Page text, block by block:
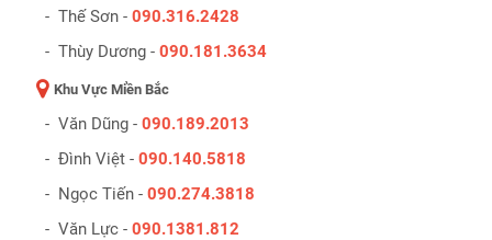
- Thế Sơn - 090.316.2428
- Thùy Dương - 090.181.3634
Khu Vực Miền Bắc
- Văn Dũng - 090.189.2013
- Đình Việt - 090.140.5818
- Ngọc Tiến - 090.274.3818
- Văn Lực - 090.1381.812